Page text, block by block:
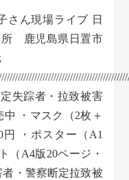
さん現場ライブ 日
鹿児島県日置市
失踪者・拉致被害
・マスク（2枚＋
円 ・ポスター（A1
（A4版20ページ・
・警察断定拉致被